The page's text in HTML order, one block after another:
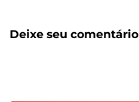
Deixe seu comentário